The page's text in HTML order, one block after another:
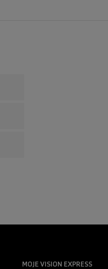
MOJE VISION EXPRESS